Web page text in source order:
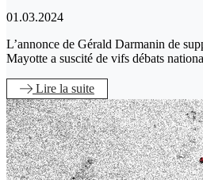
01.03.2024
L’annonce de Gérald Darmanin de
Mayotte a suscité de vifs débats
Lire la suite